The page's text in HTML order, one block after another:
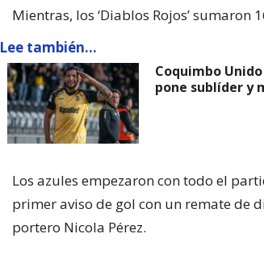
Mientras, los ‘Diablos Rojos’ sumaron
Lee también...
Coquimbo
pone sublíder y
Los azules empezaron con todo el
primer aviso de gol con un remate de
portero Nicola Pérez.